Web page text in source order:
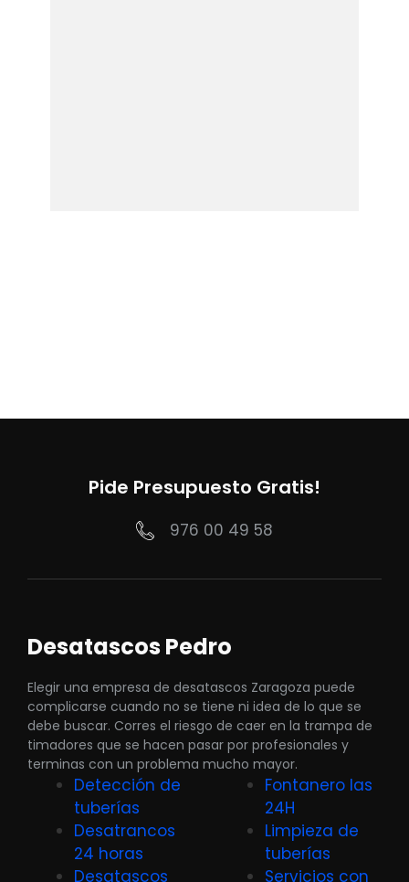
Pide Presupuesto Gratis!
976 00 49 58
Desatascos Pedro
Elegir una empresa de desatascos Zaragoza puede
complicarse cuando no se tiene ni idea de lo que se
debe buscar. Corres el riesgo de caer en la trampa de
timadores que se hacen pasar por profesionales y
terminas con un problema mucho mayor.
Detección de
tuberías
Desatrancos
24 horas
Desatascos
Fontanero las
24H
Limpieza de
tuberías
Servicios con